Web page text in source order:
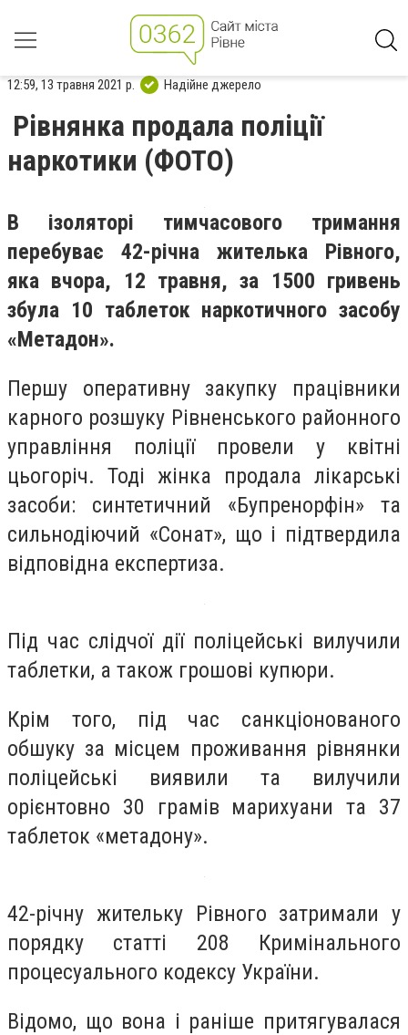
12:59, 13 травня 2021 р. Надійне джерело
Рівнянка продала поліції
наркотики (ФОТО)
В ізоляторі тимчасового тримання
перебуває 42-річна жителька Рівного,
яка вчора, 12 травня, за 1500 гривень
збула 10 таблеток наркотичного засобу
«Метадон».
Першу оперативну закупку працівники
карного розшуку Рівненського районного
управління поліції провели у квітні
цьогоріч. Тоді жінка продала лікарські
засоби: синтетичний «Бупренорфін» та
сильнодіючий «Сонат», що і підтвердила
відповідна експертиза.
Під час слідчої дії поліцейські вилучили
таблетки, а також грошові купюри.
Крім того, під час санкціонованого
обшуку за місцем проживання рівнянки
поліцейські виявили та вилучили
орієнтовно 30 грамів марихуани та 37
таблеток «метадону».
42-річну жительку Рівного затримали у
порядку статті 208 Кримінального
процесуального кодексу України.
Відомо, що вона і раніше притягувалася